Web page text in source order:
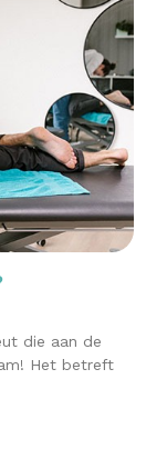
die aan de
Het betreft